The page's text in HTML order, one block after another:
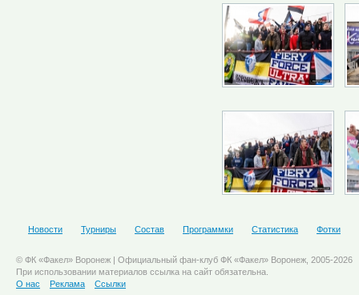
Новости Турниры Состав Программки Статистика Фотки
© ФК «Факел» Воронеж | Официальный фан-клуб ФК «Факел» Воронеж, 2005-2026
При использовании материалов ссылка на сайт обязательна.
О нас
Реклама Ссылки